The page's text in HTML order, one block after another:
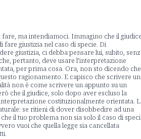
ma intendiamoci. Immagino che il
fare giustizia nel caso di specie. Di
giustizia, ci debba pensare lui, subito,
pertanto, deve usare l’interpretazione
per prima cosa. Ora, non sto dicendo che
ragionamento. E capisco che scrivere
non è come scrivere un appunto su un
che il giudice, solo dopo aver escluso la
costituzionalmente orientata.
se ritieni di dover disobbedire ad una
il tuo problema non sia solo il caso di
vuoi che quella legge sia cancellata